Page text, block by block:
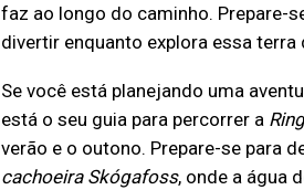
faz ao longo do caminho. Prepare-
divertir enquanto explora essa terra
Se você está planejando uma
está o seu guia para percorrer a
verão e o outono. Prepare-se para
cachoeira Skógafoss, onde a água